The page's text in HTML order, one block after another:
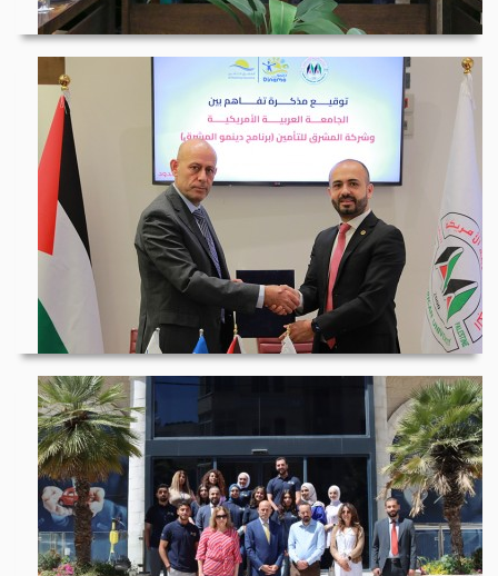
جامعة بيت لحم وشركة...
المشرق للتأمين والجا...